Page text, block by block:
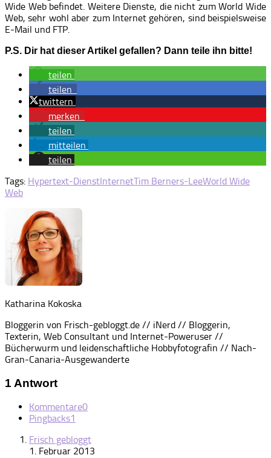
Wide Web befindet. Weitere Dienste, die nicht zum World Wide
Web, sehr wohl aber zum Internet gehören, sind beispielsweise
E-Mail und FTP.
P.S. Dir hat dieser Artikel gefallen? Dann teile ihn bitte!
teilen
teilen
twittern
merken
teilen
mitteilen
teilen
Tags: Hypertext-DienstInternetTim Berners-LeeWorld Wide
Web
Katharina Kokoska
Bloggerin von Frisch-gebloggt.de // iNerd // Bloggerin,
Texterin, Web Consultant und Internet-Poweruser //
Bücherwurm und leidenschaftliche Hobbyfotografin // Nach-
Gran-Canaria-Ausgewanderte
1 Antwort
Kommentare0
Pingbacks1
Frisch gebloggt
1. Februar 2013